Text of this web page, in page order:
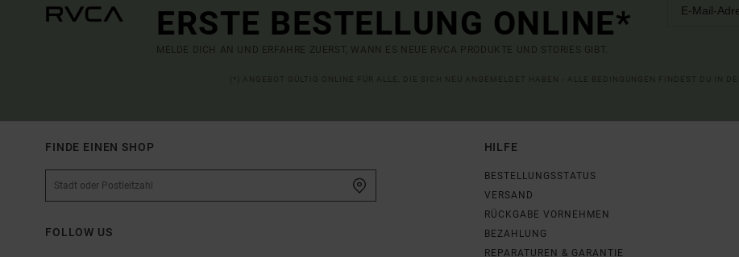
ERSTE BESTELLUNG ONLINE*
MELDE DICH AN UND ERFAHRE ZUERST, WANN ES NEUE RVCA PRODUKTE UND STORIES GIBT.
FINDE EINEN SHOP
FOLLOW US
HILFE
BESTELLUNGSSTATUS
VERSAND
RÜCKGABE VORNEHMEN
BEZAHLUNG
REPARATUREN & GARANTIE